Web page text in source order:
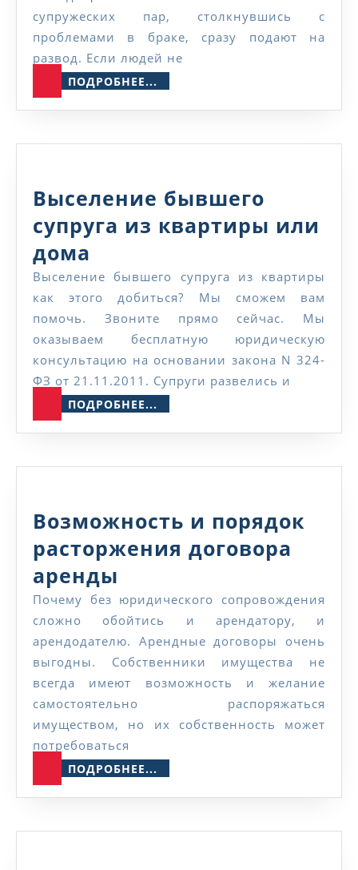
развода
супружеских пар, столкнувшись с
проблемами в браке, сразу подают на
развод. Если людей не
ПОДРОБНЕЕ...
Выселение бывшего
супруга из квартиры или
дома
бывшего
супруга
из
квартиры
или
дома
Выселение бывшего супруга из квартиры
как этого добиться? Мы сможем вам
помочь. Звоните прямо сейчас. Мы
оказываем бесплатную юридическую
консультацию на основании закона N 324-
ФЗ от 21.11.2011. Супруги развелись и
ПОДРОБНЕЕ...
Возможность и порядок
расторжения договора
аренды
и
порядок
расторжения
договора
аренды
Почему без юридического сопровождения
сложно обойтись и арендатору, и
арендодателю. Арендные договоры очень
выгодны. Собственники имущества не
всегда имеют возможность и желание
самостоятельно распоряжаться
имуществом, но их собственность может
потребоваться
ПОДРОБНЕЕ...